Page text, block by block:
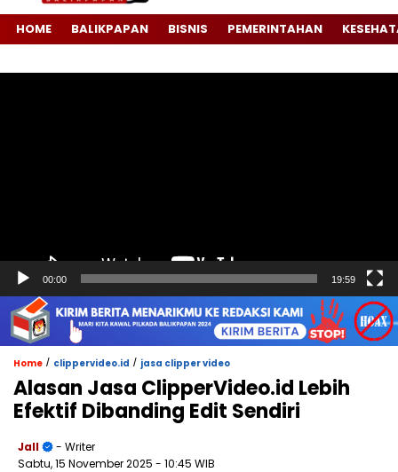
HOME BALIKPAPAN BISNIS PEMERINTAHAN
00:00 19:59
Home / clippervideo.id / jasa clipper video
Alasan Jasa ClipperVideo.id Lebih
Efektif Dibanding Edit Sendiri
Jall
- Writer
Sabtu, 15 November 2025 - 10:45 WIB